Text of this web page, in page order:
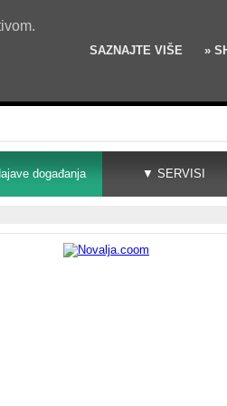
događanja ▼ SERVISI
SAZNAJTE VIŠE »